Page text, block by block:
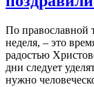
По православной
неделя, – это
радостью
дни следует
нужно